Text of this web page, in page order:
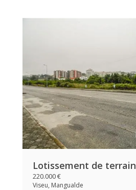
Lotissement de terrain
220.000 €
Viseu, Mangualde